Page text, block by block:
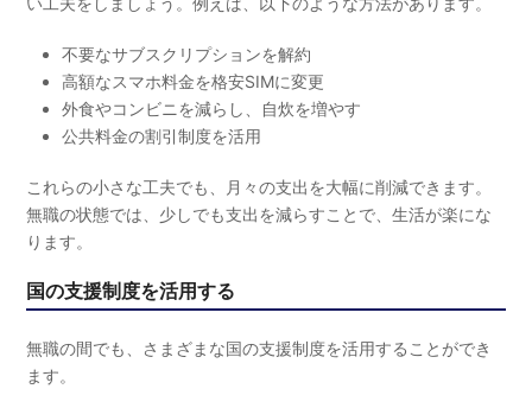
不要なサブスクリプションを解約
高額なスマホ料金を格安SIMに変更
外食やコンビニを減らし、自炊を増やす
公共料金の割引制度を活用
これらの小さな工夫でも、月々の支出を大幅に削減できます。
無職の状態では、少しでも支出を減らすことで、生活が楽にな
ります。
国の支援制度を活用する
無職の間でも、さまざまな国の支援制度を活用することができ
ます。